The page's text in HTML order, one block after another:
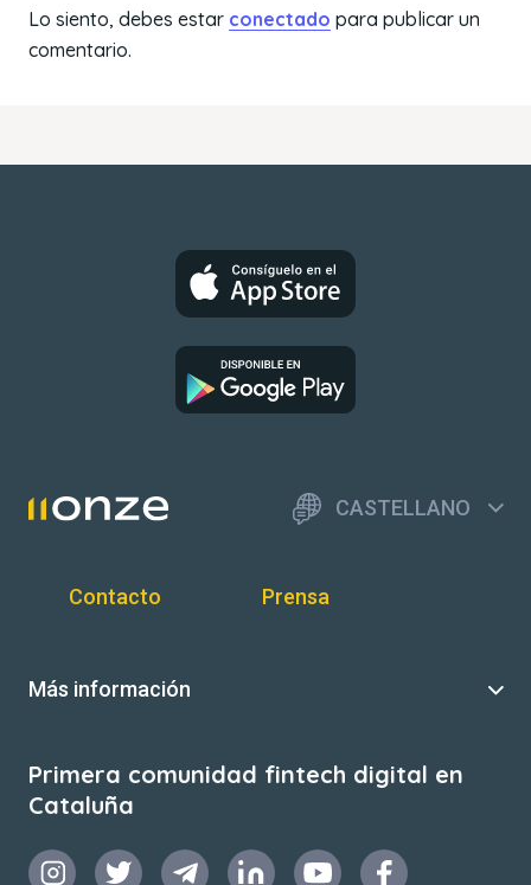
Lo siento, debes estar conectado para publicar un
comentario.
CASTELLANO
Contacto Prensa
Más información
Primera comunidad fintech digital en
Cataluña